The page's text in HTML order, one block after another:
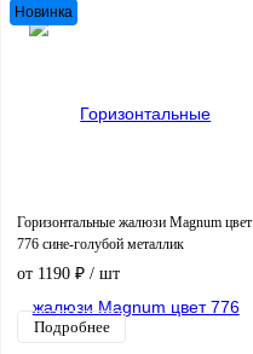
Новинка
Горизонтальные жалюзи Magnum цвет
776 сине-голубой металлик
от 1190 ₽ / шт
Подробнее